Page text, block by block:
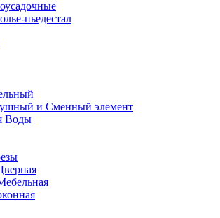
пьедестал
и Сменный элемент
Воды